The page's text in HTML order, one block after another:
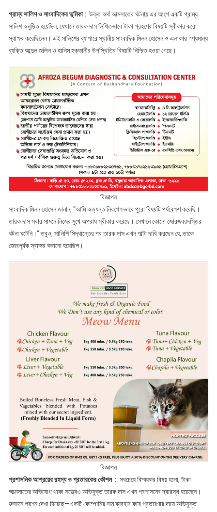
গ্রাম্য সালিশ ও সাংবাদিকের ভূমিকা : উক্ত অর্থ আত্মসাতের ঘটনায় এর আগে একটি গ্রাম্য
সালিশ অনুষ্ঠিত হয়েছিল, যেখানে তারক দাস লিখিতভাবে টাকা গ্রহণের বিষয়টি স্বীকার করে
স্বাক্ষর করেছিলেন। এই সালিশের ব্যাপারে স্থানীয় সাংবাদিক মিলন হোসেন ও এলাকার গণ্যমান্য
ব্যক্তি আব্দুল জলিল ও হালিম হক্কানীর উপস্থিতির বিষয়টি নিশ্চিত হওয়া গেছে।
বিজ্ঞাপন
সাংবাদিক মিলন হোসেন জানান, “আমি অত্যন্ত নিরপেক্ষভাবে পুরো বিষয়টি পর্যবেক্ষণ করেছি।
তারক দাস সবার সামনে নিজের মুখে অপরাধ স্বীকার করেছে। সেখানে কোনো জোরজবরদস্তির
ঘটনা ঘটেনি।” তবুও, সালিশি সিদ্ধান্তের পর তারক দাস এখন পাল্টা দাবি করছেন যে, তাকে
জোরপূর্বক স্বাক্ষর করানো হয়েছিল।
বিজ্ঞাপন
প্রশাসনিক আশ্রয়ের রহস্য ও প্রতারকের কৌশল : সবচেয়ে বিস্ময়কর বিষয় হলো, টাকা
আত্মসাতের অভিযোগ থাকা সত্ত্বেও অভিযুক্ত তারক দাস এখন প্রশাসনের দ্বারস্থ হয়েছেন।
জনমনে প্রশ্ন দেখা দিয়েছে—একটি কোম্পানির নাম ব্যবহার করে প্রতারণার দায়ে অভিযুক্ত